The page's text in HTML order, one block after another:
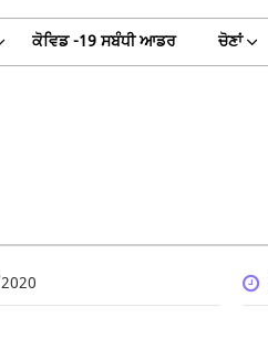
ਕੋਵਿਡ -19 ਸਬੰਧੀ ਆਡਰ ਚੋਣਾਂ